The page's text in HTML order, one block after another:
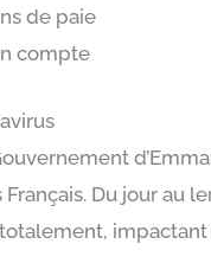
de paie
compte
Du jour au